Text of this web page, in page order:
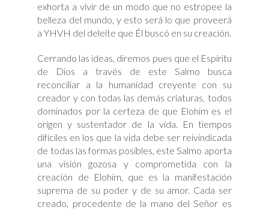
exhorta a vivir de un modo que no estropee la
belleza del mundo, y esto será lo que proveerá
a YHVH del deleite que Él buscó en su creación.
Cerrando las ideas, diremos pues que el Espíritu
de Dios a través de este Salmo busca
reconciliar a la humanidad creyente con su
creador y con todas las demás criaturas, todos
dominados por la certeza de que Elohim es el
origen y sustentador de la vida. En tiempos
difíciles en los que la vida debe ser reivindicada
de todas las formas posibles, este Salmo aporta
una visión gozosa y comprometida con la
creación de Elohim, que es la manifestación
suprema de su poder y de su amor. Cada ser
creado, procedente de la mano del Señor es